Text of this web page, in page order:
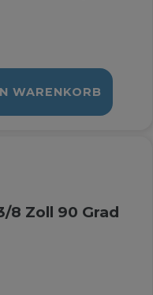
WARENKORB
8 Zoll 90 Grad